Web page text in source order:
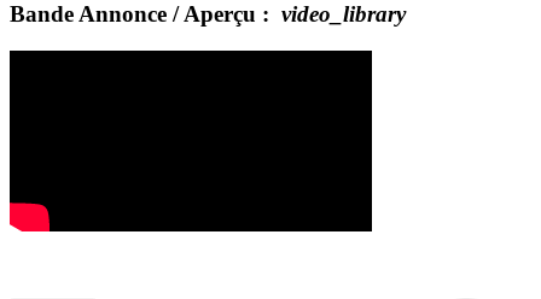
Bande Annonce / Aperçu : video_library